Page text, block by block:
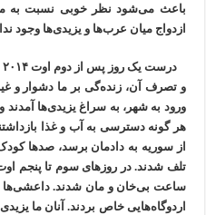
باعث می‌شود نظر خوبی نسبت به ما
ازدواج میان عرب‌ها و یزیدی‌ها وجود
و تصرف آن، زنده‌گی بر ما دشوار و
ورود به شهر، به سراغ یزیدی‌ها آمدند و
هر گونه دسترسی به آب و غذا
از سوریه به دادمان برسد، صدها
ساعت بی‌خان و مان شدند. داعشی‌ها
اردوگاه‌هایی خاص بردند. آنان ما